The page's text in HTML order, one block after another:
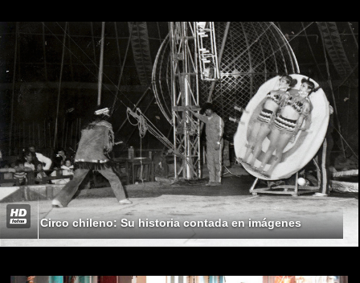
Circo chileno: Su historia contada en imágenes